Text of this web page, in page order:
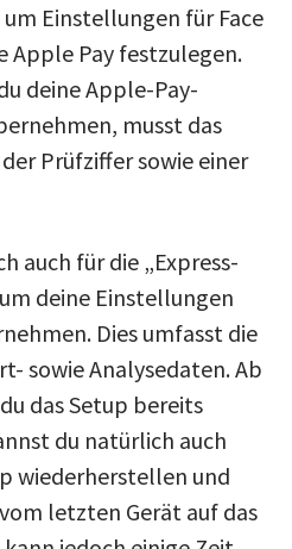
Einstellungen für Face
Apple Pay festzulegen.
deine Apple-Pay-
musst das
Prüfziffer sowie einer
auch für die „Express-
deine Einstellungen
Dies umfasst die
sowie Analysedaten. Ab
das Setup bereits
du natürlich auch
wiederherstellen und
letzten Gerät auf das